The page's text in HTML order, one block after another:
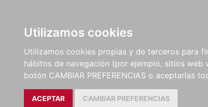
Utilizamos cookies
Utilizamos cookies propias y de terceros para
hábitos de navegación (por ejemplo, sitios web
botón CAMBIAR PREFERENCIAS o aceptarlas
ACEPTAR CAMBIAR PREFERENCIAS
LIBROS
MÉTODOS Y
EJERCICIOS
PARTITURAS Y
CRÍTICAS